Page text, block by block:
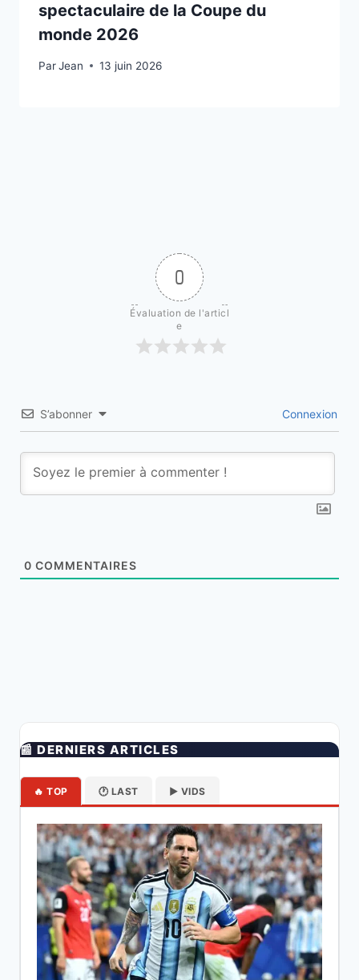
spectaculaire de la Coupe du
monde 2026
ParJean
11 juin 2026 13 juin 2026
0
Évaluation de l'articl
e
S’abonner Connexion
0 COMMENTAIRES
📰 DERNIERS ARTICLES
🔥 TOP 🕐 LAST ▶️ VIDS